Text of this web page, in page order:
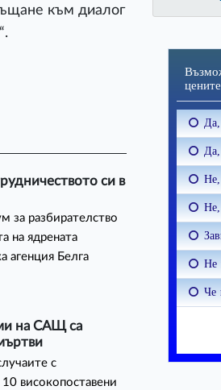
към диалог
си в
за разбирателство
на ядрената
агенция Белга
на САЩ са
с
високопоставени